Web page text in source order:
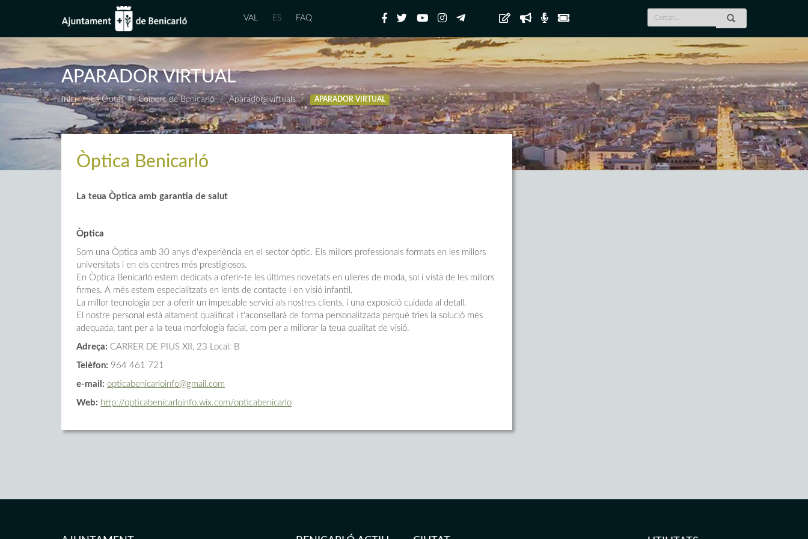
VAL ES FAQ
APARADOR VIRTUAL
Inici La Ciutat Comerç de Benicarló Aparadors virtuals APARADOR VIRTUAL
Òptica Benicarló
La teua Òptica amb garantia de salut
Òptica
Som una Òptica amb 30 anys d'experiència en el sector òptic. Els millors professionals formats en les millors
universitats i en els centres més prestigiosos.
En Òptica Benicarló estem dedicats a oferir-te les últimes novetats en ulleres de moda, sol i vista de les millors
firmes. A més estem especialitzats en lents de contacte i en visió infantil.
La millor tecnologia per a oferir un impecable servici als nostres clients, i una exposició cuidada al detall.
El nostre personal està altament qualificat i t'aconsellarà de forma personalitzada perquè tries la solució més
adequada, tant per a la teua morfologia facial, com per a millorar la teua qualitat de visió.
Adreça: CARRER DE PIUS XII, 23 Local: B
Telèfon: 964 461 721
e-mail: opticabenicarloinfo@gmail.com
Web: http://opticabenicarloinfo.wix.com/opticabenicarlo